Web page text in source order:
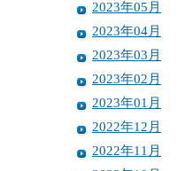
2023年05月
2023年04月
2023年03月
2023年02月
2023年01月
2022年12月
2022年11月